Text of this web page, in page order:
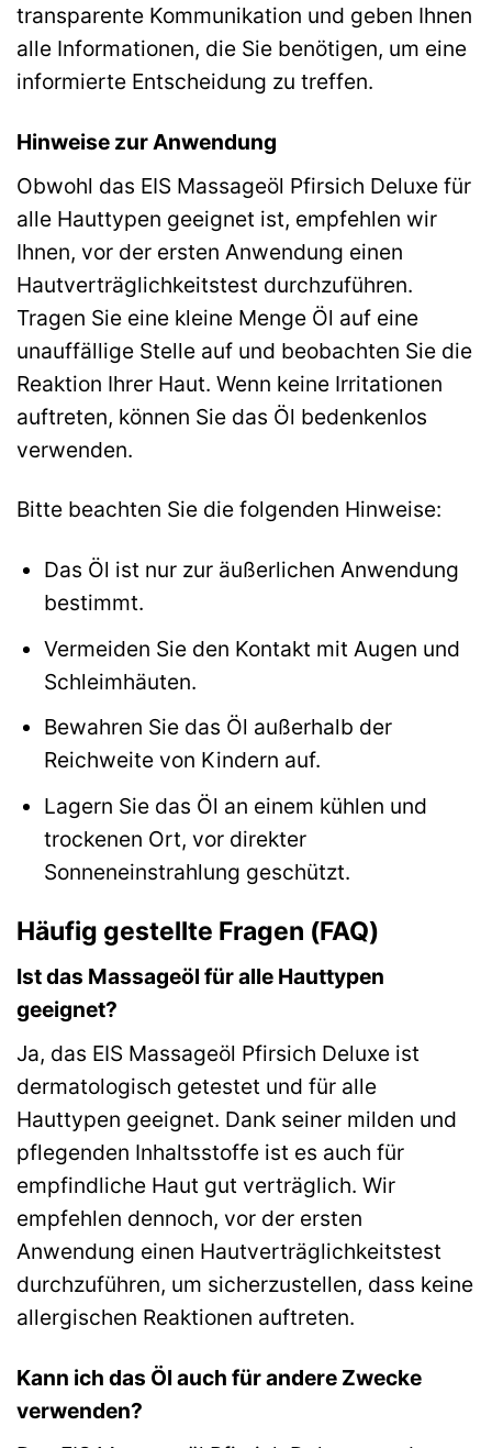
transparente Kommunikation und geben Ihnen
alle Informationen, die Sie benötigen, um eine
informierte Entscheidung zu treffen.
Hinweise zur Anwendung
Obwohl das EIS Massageöl Pfirsich Deluxe für
alle Hauttypen geeignet ist, empfehlen wir
Ihnen, vor der ersten Anwendung einen
Hautverträglichkeitstest durchzuführen.
Tragen Sie eine kleine Menge Öl auf eine
unauffällige Stelle auf und beobachten Sie die
Reaktion Ihrer Haut. Wenn keine Irritationen
auftreten, können Sie das Öl bedenkenlos
verwenden.
Bitte beachten Sie die folgenden Hinweise:
Das Öl ist nur zur äußerlichen Anwendung
bestimmt.
Vermeiden Sie den Kontakt mit Augen und
Schleimhäuten.
Bewahren Sie das Öl außerhalb der
Reichweite von Kindern auf.
Lagern Sie das Öl an einem kühlen und
trockenen Ort, vor direkter
Sonneneinstrahlung geschützt.
Häufig gestellte Fragen (FAQ)
Ist das Massageöl für alle Hauttypen
geeignet?
Ja, das EIS Massageöl Pfirsich Deluxe ist
dermatologisch getestet und für alle
Hauttypen geeignet. Dank seiner milden und
pflegenden Inhaltsstoffe ist es auch für
empfindliche Haut gut verträglich. Wir
empfehlen dennoch, vor der ersten
Anwendung einen Hautverträglichkeitstest
durchzuführen, um sicherzustellen, dass keine
allergischen Reaktionen auftreten.
Kann ich das Öl auch für andere Zwecke
verwenden?